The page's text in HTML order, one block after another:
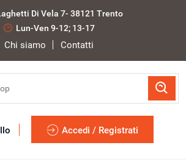
Di Vela 7- 38121 Trento
Lun-Ven 9-12; 13-17
Chi siamo Contatti
Accedi / Registrati